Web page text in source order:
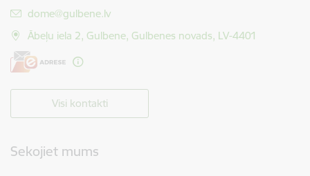
E-pasts:
dome@gulbene.lv
Ābeļu iela 2, Gulbene, Gulbenes novads, LV-4401
Visi kontakti
Sekojiet mums